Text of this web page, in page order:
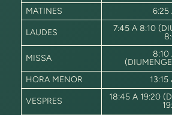
MATINES
6:25
LAUDES
7:45 A 8:10
MISSA
8:10
HORA MENOR
13:15
VESPRES
18:45 A 19:20